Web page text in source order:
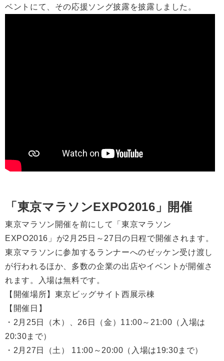
ベントにて、その応援ソング披露を披露しました。
「東京マラソンEXPO2016」開催
東京マラソン開催を前にして「東京マラソン
EXPO2016」が2月25日～27日の日程で開催されます。
東京マラソンに参加するランナーへのゼッケン受け渡し
が行われるほか、多数の企業の出店やイベントが開催さ
れます。入場は無料です。
【開催場所】東京ビッグサイト西展示棟
【開催日】
・2月25日（木）、26日（金）11:00～21:00（入場は
20:30まで）
・2月27日（土） 11:00～20:00（入場は19:30まで）